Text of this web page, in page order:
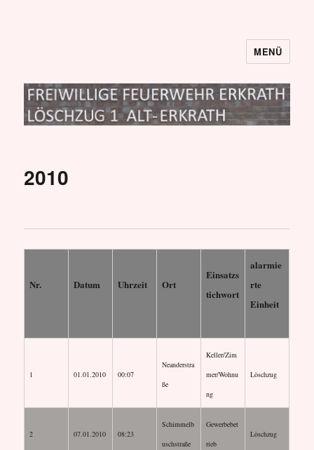
MENÜ
2010
Nr. Datum Uhrzeit Ort
Einsatzs
tichwort
alarmie
rte
Einheit
1 01.01.2010 00:07
Neanderstra
ße
Keller/Zim
mer/Wohnu
ng
Löschzug
2 07.01.2010 08:23
Schimmelb
uschstraße
Gewerbebet
rieb
Löschzug